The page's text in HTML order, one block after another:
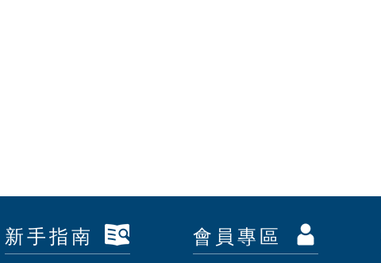
新手指南 會員專區